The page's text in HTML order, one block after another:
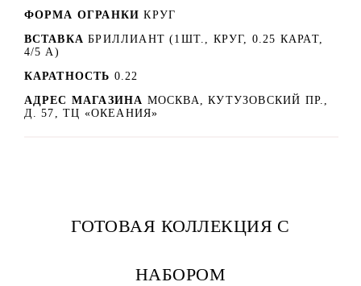
ФОРМА ОГРАНКИ КРУГ
ВСТАВКА БРИЛЛИАНТ (1ШТ., КРУГ, 0.25 КАРАТ,
4/5 А)
КАРАТНОСТЬ 0.22
АДРЕС МАГАЗИНА МОСКВА, КУТУЗОВСКИЙ ПР.,
Д. 57, ТЦ «ОКЕАНИЯ»
ГОТОВАЯ КОЛЛЕКЦИЯ С
НАБОРОМ